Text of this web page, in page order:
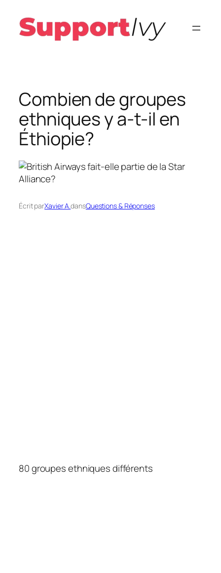
contenu
Combien de groupes
ethniques y a-t-il en
Éthiopie?
Écrit parXavier A.dansQuestions & Réponses
80 groupes ethniques différents